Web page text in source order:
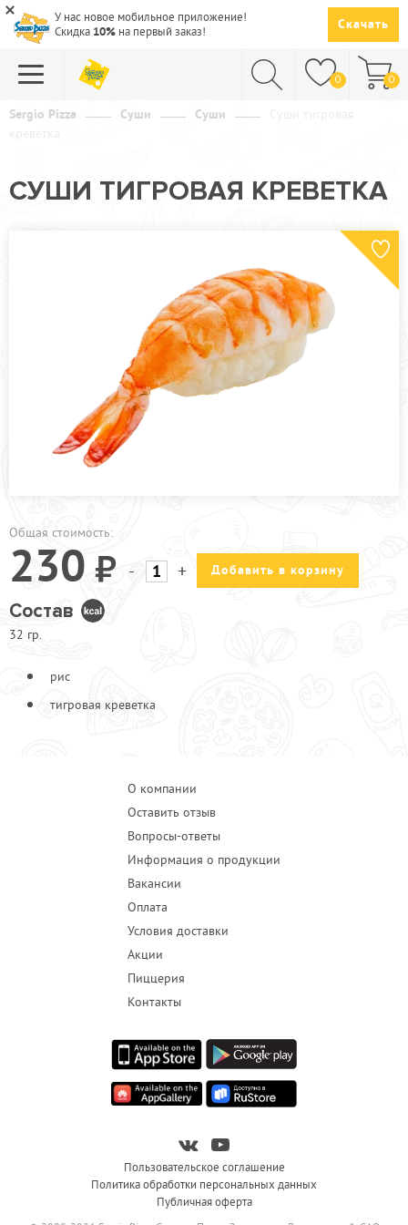
У нас новое мобильное приложение!
Скидка 10% на первый заказ! Скачать
0 0
САЛАТЫ
ГОРЯЧЕЕ
СУПЫ
НАПИТКИ
ДЕСЕРТЫ
Sergio Pizza Суши Суши
СУШИ ТИГРОВАЯ КРЕВЕТКА
Общая стоимость:
230 - + Добавить в корзину
Состав
32 гр.
рис
тигровая креветка
О компании
Оставить отзыв
Вопросы-ответы
Информация о продукции
Вакансии
Оплата
Условия доставки
Акции
Пиццерия
Контакты
Пользовательское соглашение
Политика обработки персональных данных
Публичная оферта